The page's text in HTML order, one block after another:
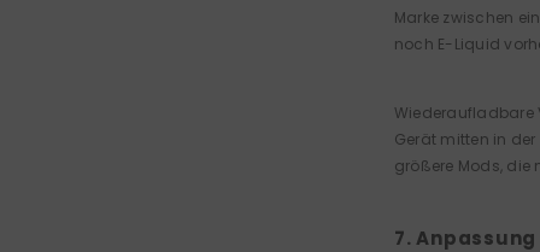
Marke zwischen
noch E-Liquid
Wiederaufladbare
Gerät mitten in
größere Mods,
7. Anpassung